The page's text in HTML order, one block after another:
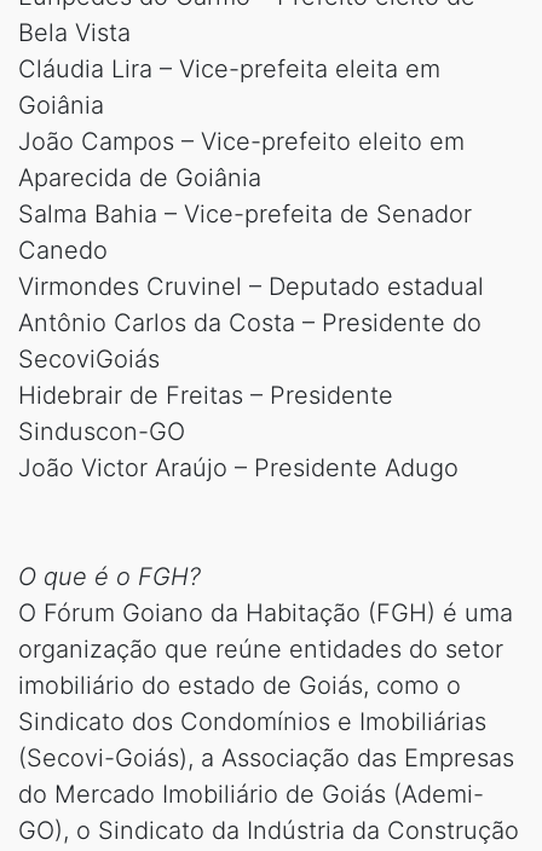
Bela Vista
Cláudia Lira – Vice-prefeita eleita em
Goiânia
João Campos – Vice-prefeito eleito em
Aparecida de Goiânia
Salma Bahia – Vice-prefeita de Senador
Canedo
Virmondes Cruvinel – Deputado estadual
Antônio Carlos da Costa – Presidente do
SecoviGoiás
Hidebrair de Freitas – Presidente
Sinduscon-GO
João Victor Araújo – Presidente Adugo
O que é o FGH?
O Fórum Goiano da Habitação (FGH) é uma
organização que reúne entidades do setor
imobiliário do estado de Goiás, como o
Sindicato dos Condomínios e Imobiliárias
(Secovi-Goiás), a Associação das Empresas
do Mercado Imobiliário de Goiás (Ademi-
GO), o Sindicato da Indústria da Construção